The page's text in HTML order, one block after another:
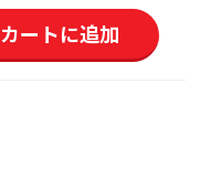
カートに追加